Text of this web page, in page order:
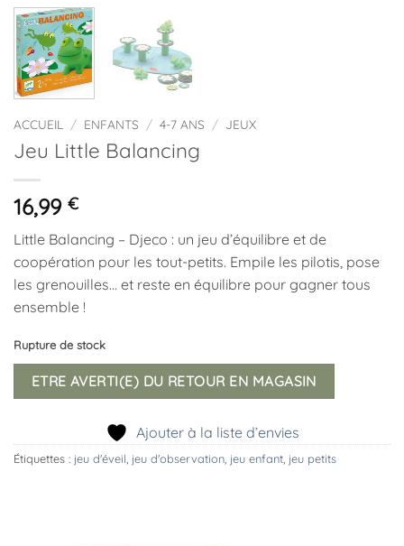
ACCUEIL / ENFANTS / 4-7 ANS / JEUX
Jeu Little Balancing
16,99 €
Little Balancing – Djeco : un jeu d’équilibre et de
coopération pour les tout-petits. Empile les pilotis, pose
les grenouilles… et reste en équilibre pour gagner tous
ensemble !
Rupture de stock
ETRE AVERTI(E) DU RETOUR EN MAGASIN
Ajouter à la liste d’envies
Étiquettes : jeu d'éveil jeu d'observation jeu enfant jeu petits